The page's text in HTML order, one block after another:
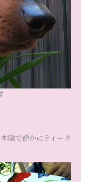
陰で静かにティータ